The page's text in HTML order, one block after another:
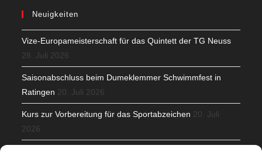
Neuigkeiten
Vize-Europameisterschaft für das Quintett der TG Neuss
28. Juli 2026
Saisonabschluss beim Dumeklemmer Schwimmfest in
Ratingen 20. Juli 2026
Kurs zur Vorbereitung für das Sportabzeichen 20. Juli
2026